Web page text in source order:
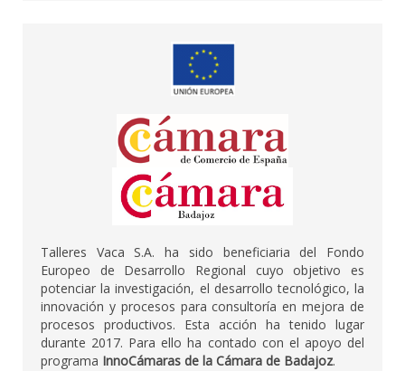
Talleres Vaca S.A. ha sido beneficiaria del Fondo
Europeo de Desarrollo Regional cuyo objetivo es
potenciar la investigación, el desarrollo tecnológico, la
innovación y procesos para consultoría en mejora de
procesos productivos. Esta acción ha tenido lugar
durante 2017. Para ello ha contado con el apoyo del
programa InnoCámaras de la Cámara de Badajoz.